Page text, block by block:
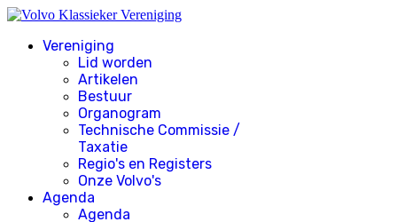
Vereniging
Lid worden
Artikelen
Bestuur
Organogram
Technische Commissie /
Taxatie
Regio's en Registers
Onze Volvo's
Agenda
Agenda